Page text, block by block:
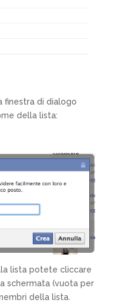
finestra di dialogo
della lista:
lista potete cliccare
schermata (vuota per
della lista.